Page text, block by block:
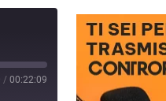
/ 00:22:09